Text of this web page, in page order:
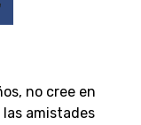
no cree en
amistades